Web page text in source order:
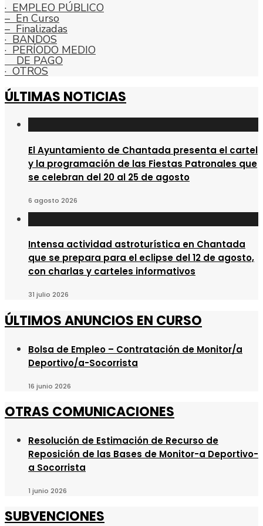
Especiales
–
2024
–
de
· EMPLEO PÚBLICO
– En Curso
– Finalizadas
· BANDOS
· PERÍODO MEDIO
DE PAGO
· OTROS
ÚLTIMAS NOTICIAS
El Ayuntamiento de Chantada presenta el cartel
y la programación de las Fiestas Patronales que
se celebran del 20 al 25 de agosto
6 agosto 2026
Intensa actividad astroturística en Chantada
que se prepara para el eclipse del 12 de agosto,
con charlas y carteles informativos
31 julio 2026
ÚLTIMOS ANUNCIOS EN CURSO
Bolsa de Empleo – Contratación de Monitor/a
Deportivo/a-Socorrista
16 junio 2026
OTRAS COMUNICACIONES
Resolución de Estimación de Recurso de
Reposición de las Bases de Monitor-a Deportivo-
a Socorrista
1 junio 2026
SUBVENCIONES